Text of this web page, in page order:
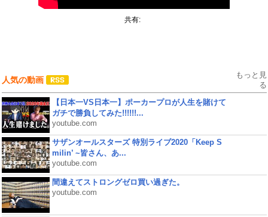
共有:
人気の動画
もっと見
る
【日本一VS日本一】ポーカープロが人生を賭けて
ガチで勝負してみた!!!!!!...
youtube.com
サザンオールスターズ 特別ライブ2020「Keep S
milin’ ~皆さん、あ...
youtube.com
間違えてストロングゼロ買い過ぎた。
youtube.com